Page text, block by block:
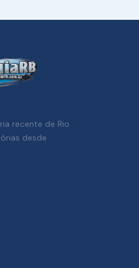
recente de Rio
desde